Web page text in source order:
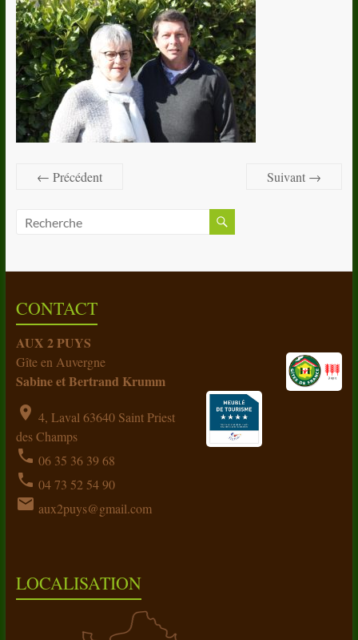
← Précédent Suivant →
CONTACT
AUX 2 PUYS
Gîte en Auvergne
Sabine et Bertrand Krumm
location_on 4, Laval 63640 Saint Priest
des Champs
phone 06 35 36 39 68
phone 04 73 52 54 90
email aux2puys@gmail.com
LOCALISATION